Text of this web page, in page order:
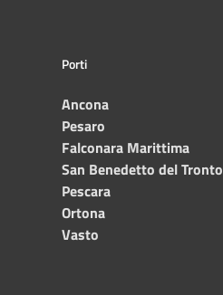
Porti
Ancona
Pesaro
Falconara Marittima
San Benedetto del Tronto
Pescara
Ortona
Vasto